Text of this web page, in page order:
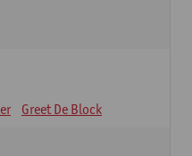
Greet De Block